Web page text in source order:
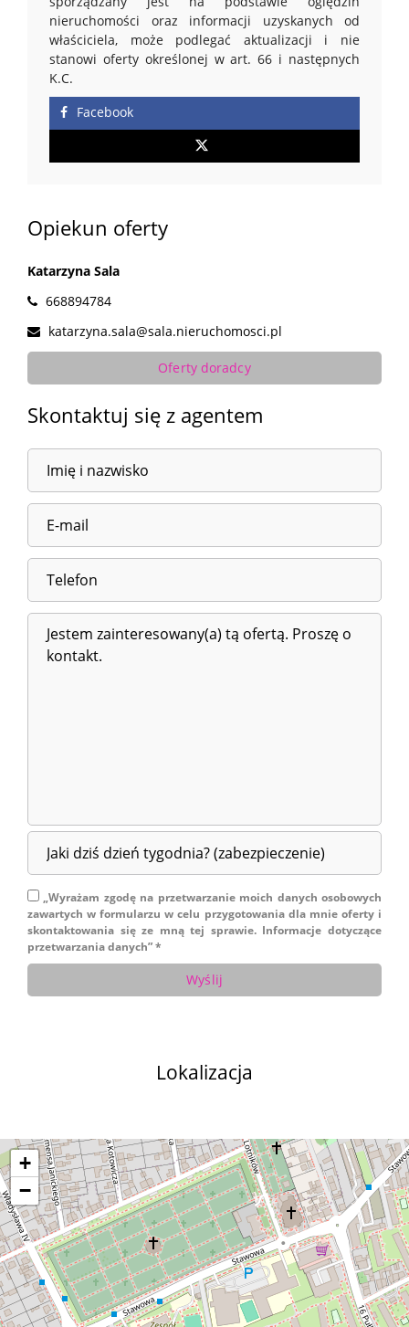
nieruchomości oraz informacji uzyskanych od
właściciela, może podlegać aktualizacji i nie
stanowi oferty określonej w art. 66 i następnych
K.C.
Facebook
Opiekun oferty
Katarzyna Sala
668894784
katarzyna.sala@sala.nieruchomosci.pl
Oferty doradcy
Skontaktuj się z agentem
„Wyrażam zgodę na przetwarzanie moich danych osobowych
zawartych w formularzu w celu przygotowania dla mnie oferty i
skontaktowania się ze mną tej sprawie. Informacje dotyczące
przetwarzania danych” *
Lokalizacja
+
−